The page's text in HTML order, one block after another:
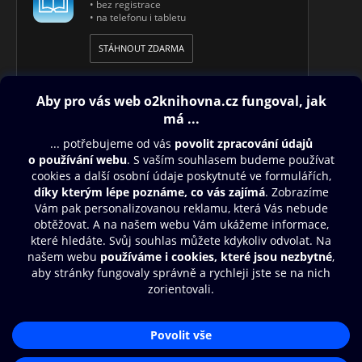
• bez registrace
• na telefonu i tabletu
STÁHNOUT ZDARMA
Obsah ke stažení
Moje O2 Knihovna
Další zábava
© O2 Czech Republic a.s.
Zásady zpracování osobních údajůAplikace O2 Knihovna